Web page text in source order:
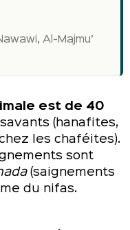
Al-Majmu’
est de 40
(hanafites,
les chaféites).
sont
(saignements
du nifas.